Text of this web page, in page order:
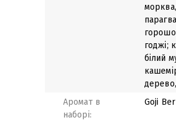
морква,
годжі;
білий
Аромат в
наборі:
Goji